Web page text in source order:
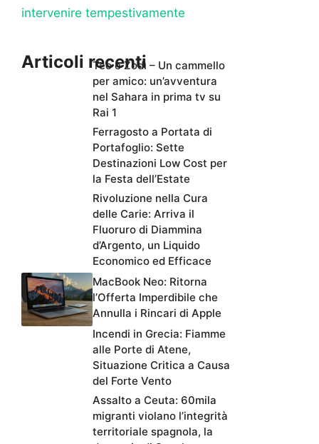
intervenire tempestivamente
Articoli recentiTeo e Zodì – Un cammello
per amico: un’avventura
nel Sahara in prima tv su
Rai 1
Ferragosto a Portata di
Portafoglio: Sette
Destinazioni Low Cost per
la Festa dell’Estate
Rivoluzione nella Cura
delle Carie: Arriva il
Fluoruro di Diammina
d’Argento, un Liquido
Economico ed Efficace
MacBook Neo: Ritorna
l’Offerta Imperdibile che
Annulla i Rincari di Apple
Incendi in Grecia: Fiamme
alle Porte di Atene,
Situazione Critica a Causa
del Forte Vento
Assalto a Ceuta: 60mila
migranti violano l’integrità
territoriale spagnola, la